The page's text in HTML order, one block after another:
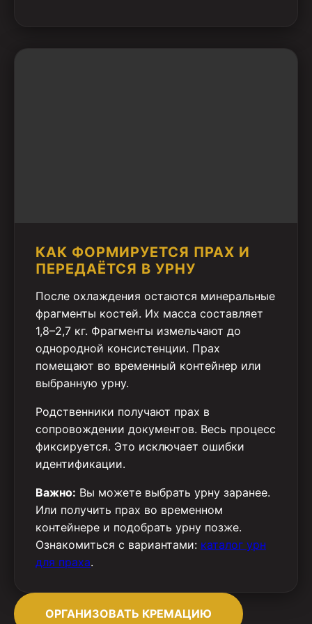
КАК ФОРМИРУЕТСЯ ПРАХ И
ПЕРЕДАЁТСЯ В УРНУ
После охлаждения остаются минеральные
фрагменты костей. Их масса составляет
1,8–2,7 кг. Фрагменты измельчают до
однородной консистенции. Прах
помещают во временный контейнер или
выбранную урну.
Родственники получают прах в
сопровождении документов. Весь процесс
фиксируется. Это исключает ошибки
идентификации.
Важно: Вы можете выбрать урну заранее.
Или получить прах во временном
контейнере и подобрать урну позже.
Ознакомиться с вариантами: каталог урн
для праха.
ОРГАНИЗОВАТЬ КРЕМАЦИЮ